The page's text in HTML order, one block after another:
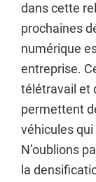
dans cette
prochaines
numérique
entreprise.
télétravail et
permettent
véhicules
N’oublions
la